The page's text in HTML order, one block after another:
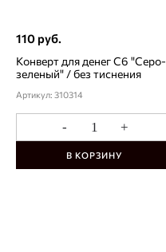
110 руб.
Конверт для денег С6 "Серо-
зеленый" / без тиснения
Артикул: 310314
- +
В КОРЗИНУ